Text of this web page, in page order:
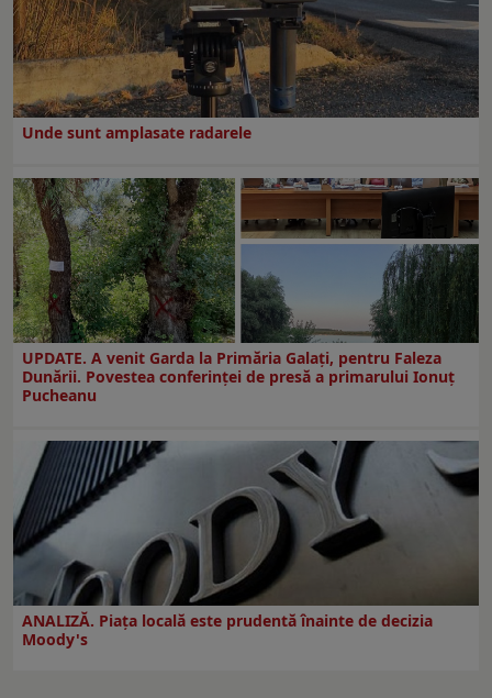
Unde sunt amplasate radarele
UPDATE. A venit Garda la Primăria Galaţi, pentru Faleza
Dunării. Povestea conferinţei de presă a primarului Ionuţ
Pucheanu
ANALIZĂ. Piața locală este prudentă înainte de decizia
Moody's